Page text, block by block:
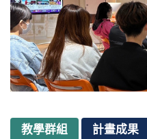
教學群組 計畫成果